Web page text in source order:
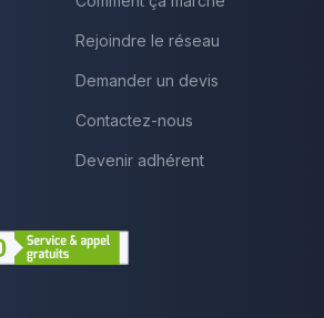
Rejoindre le réseau
Demander un devis
Contactez-nous
Devenir adhérent